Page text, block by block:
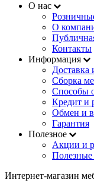
О нас
О
Контакты
Информация
Доставка
Сборка
Способы
Кредит и
Обмен и
Гарантия
Полезное
Акции и
Полезные
Интернет-магазин